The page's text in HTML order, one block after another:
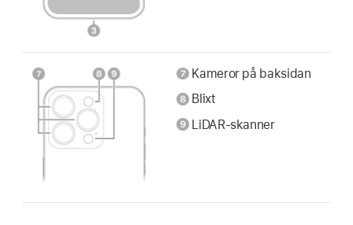
Kameror på baksidan
Blixt
LiDAR-skanner